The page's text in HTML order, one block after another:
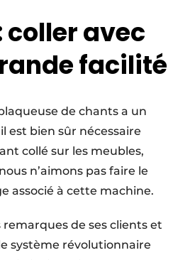
coller avec
facilité
de chants a un
est bien sûr nécessaire
collé sur les meubles,
n’aimons pas faire le
associé à cette machine.
remarques de ses clients et
système révolutionnaire